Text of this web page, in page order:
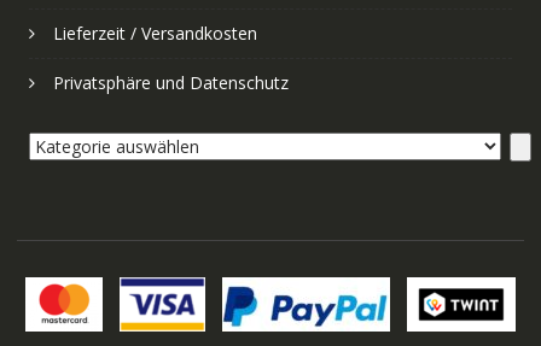
Lieferzeit / Versandkosten
Privatsphäre und Datenschutz
Kategorie